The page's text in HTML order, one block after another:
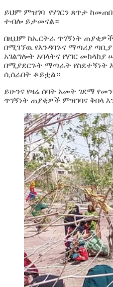
ይህም ምዝገባ የሃገርን ጸጥታ
ተብሎ ይታመናል።
በዚህም ከኤርትራ ጥገኝነት ጠያቂዎች
በሚገኘዉ የእንዳባጉና ማጣሪያ
አገልግሎት አባላትና የሃገር
በሚያደርጉት ማጣራት የስደተኝነት
ሲሰራበት ቆይቷል።
ይሁንና የዛሬ ሰባት አመት ገደማ
ጥገኝነት ጠያቂዎች ምዝገባና ቅበላ